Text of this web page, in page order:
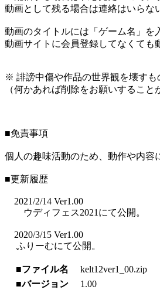
動画として残る場合は連絡はいらな
動画のタイトルには「ゲーム名」を
動画サイトに会員登録してなくても
※ 誹謗中傷や作品の世界観を壊すも
（何かあれば削除をお願いするこ
■免責事項
個人の趣味活動のため、動作や内容
■更新履歴
2021/2/14 Ver1.00
ウディフェス2021にて公開。
2020/3/15 Ver1.00
ふりーむにて公開。
■ファイル名
kelt12ver1_00.zip
■バージョン
1.00